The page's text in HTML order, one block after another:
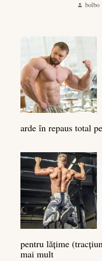
bolbo
arde în repaus total
pentru lățime
mai mult: